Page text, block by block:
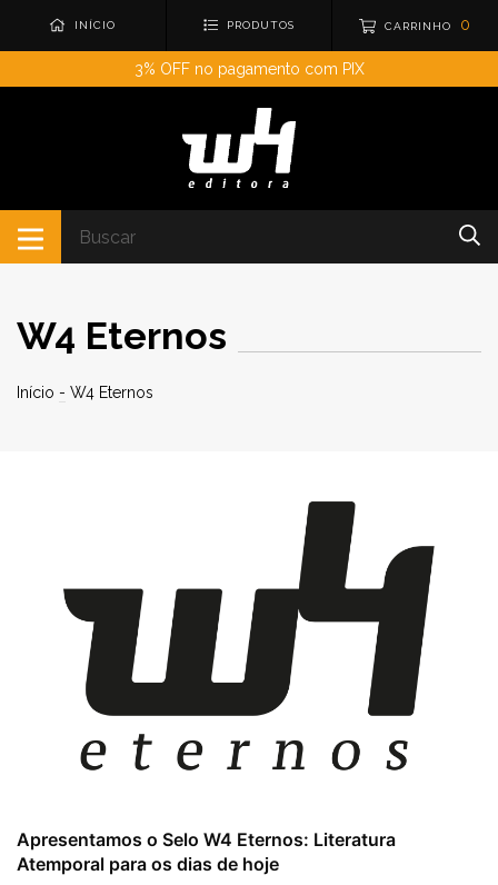
INÍCIO PRODUTOS CARRINHO 0
3% OFF no pagamento com PIX
W4 Eternos
Início - W4 Eternos
Apresentamos o Selo W4 Eternos: Literatura
Atemporal para os dias de hoje